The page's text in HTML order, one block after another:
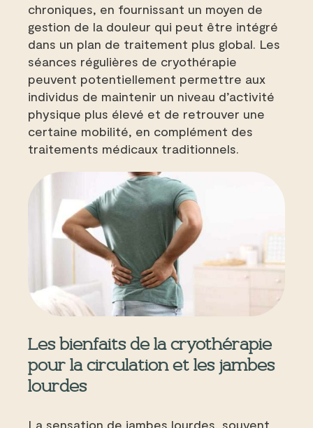
chroniques, en fournissant un moyen de
gestion de la douleur qui peut être intégré
dans un plan de traitement plus global. Les
séances régulières de cryothérapie
peuvent potentiellement permettre aux
individus de maintenir un niveau d’activité
physique plus élevé et de retrouver une
certaine mobilité, en complément des
traitements médicaux traditionnels.
Les bienfaits de la cryothérapie
pour la circulation et les jambes
lourdes
La sensation de jambes lourdes, souvent